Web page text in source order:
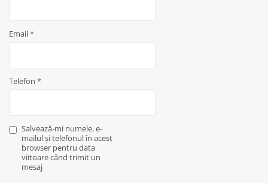
Email*
Telefon *
Salvează-mi numele, e-
mailul și telefonul în acest
browser pentru data
viitoare când trimit un
mesaj